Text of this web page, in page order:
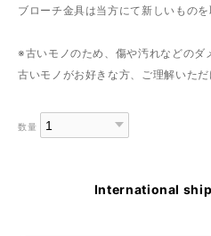
ブローチ金具は当方にて新しいものを
※古いモノのため、傷や汚れなどのダ
古いモノがお好きな方、ご理解いただ
数量
International